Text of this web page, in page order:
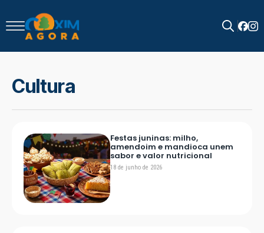
for:
Cultura
Festas juninas: milho,
amendoim e mandioca unem
sabor e valor nutricional
18 de junho de 2026